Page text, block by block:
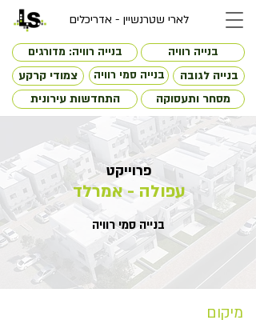
בנייה רוויה: מדורגים בנייה רוויה
צמודי קרקע בנייה סמי רוויה
בנייה לגובה
התחדשות עירונית
מסחר ותעסוקה
עפולה - אמרלד
פרוייקט
בנייה סמי רוויה
מיקום